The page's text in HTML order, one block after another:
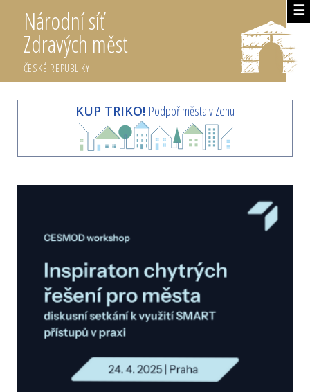
☰
Národní síť
Zdravých měst
ČESKÉ REPUBLIKY
KUP TRIKO! Podpoř města v Zenu